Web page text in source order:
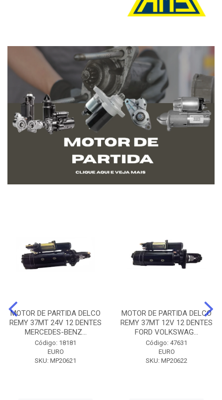
MOTOR DE PARTIDA DELCO
REMY 37MT 24V 12 DENTES
MERCEDES-BENZ...
Código: 18181
EURO
SKU: MP20621
MOTOR DE PARTIDA DELCO
REMY 37MT 12V 12 DENTES
FORD VOLKSWAG...
Código: 47631
EURO
SKU: MP20622